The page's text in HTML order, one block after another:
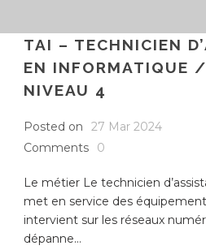
TAI – TECHNICIEN
EN INFORMATIQUE
NIVEAU 4
Posted on
27 Mar 2024
Comments
0
Le métier Le technicien
met en service des
intervient sur les réseaux
dépanne...